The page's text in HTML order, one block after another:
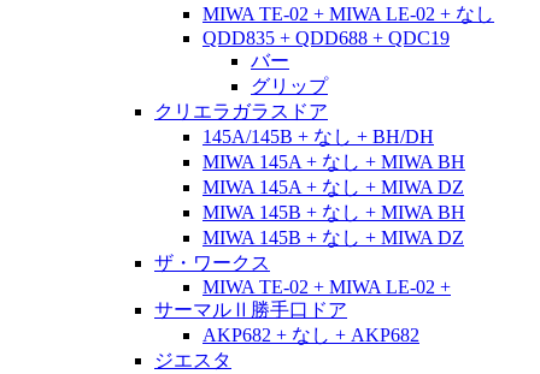
MIWA TE-02 + MIWA LE-02 + なし
QDD835 + QDD688 + QDC19
バー
グリップ
クリエラガラスドア
145A/145B + なし + BH/DH
MIWA 145A + なし + MIWA BH
MIWA 145A + なし + MIWA DZ
MIWA 145B + なし + MIWA BH
MIWA 145B + なし + MIWA DZ
ザ・ワークス
MIWA TE-02 + MIWA LE-02 +
サーマルⅡ勝手口ドア
AKP682 + なし + AKP682
ジエスタ